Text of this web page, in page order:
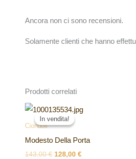
Ancora non ci sono recensioni.
Solamente clienti che hanno
Prodotti correlati
In vendita!
In vendita!
Ciondoli
Modesto Della Porta
143,00€
Il
prezzo
originale
143,00 €.
128,00€
Il
prezzo
128,00 €.